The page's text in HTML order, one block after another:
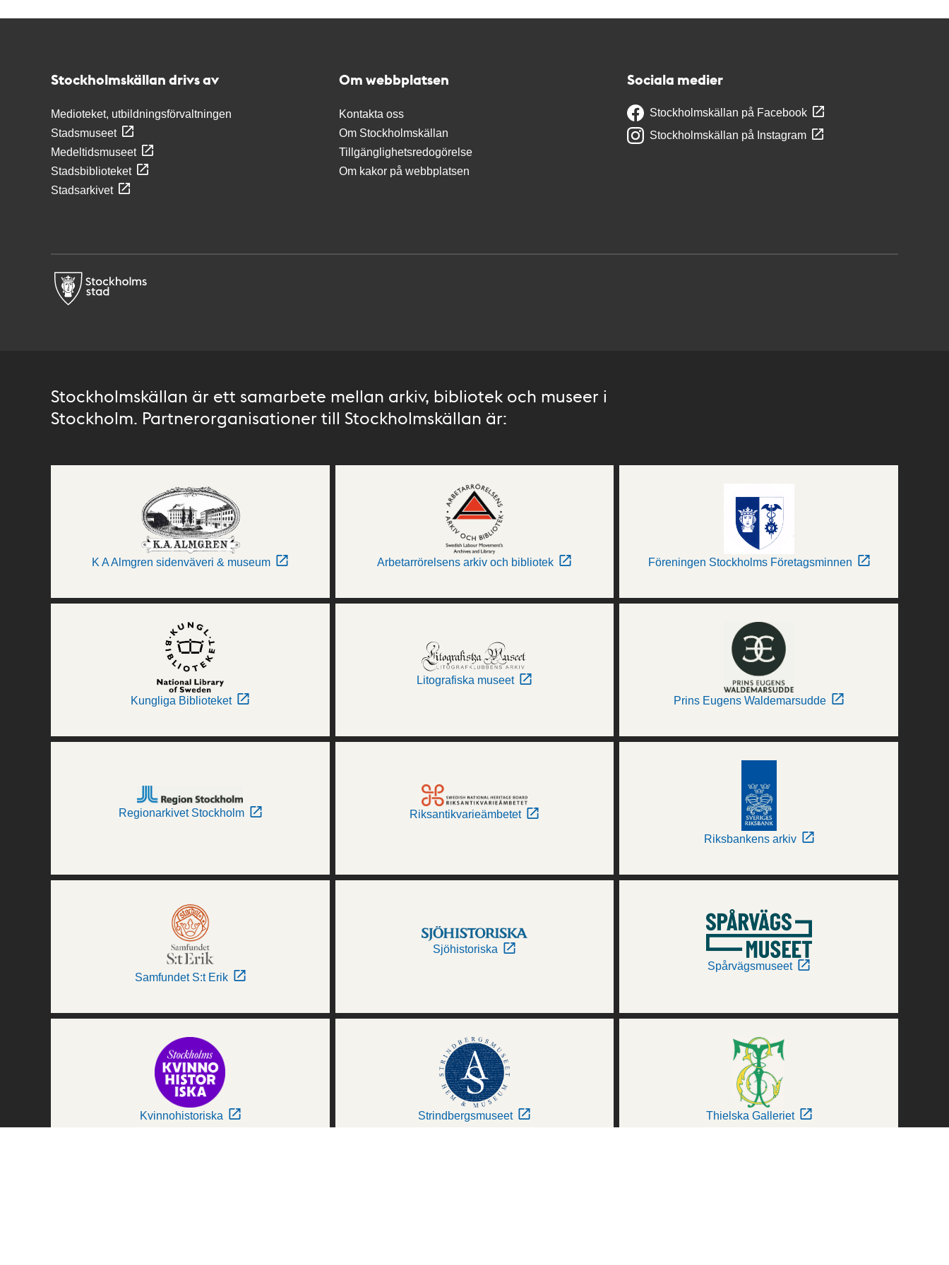
Stockholmskällan drivs av
Medioteket, utbildningsförvaltningen
Stadsmuseet
Medeltidsmuseet
Stadsbiblioteket
Stadsarkivet
Om webbplatsen
Kontakta oss
Om Stockholmskällan
Tillgänglighetsredogörelse
Om kakor på webbplatsen
Sociala medier
Stockholmskällan på Facebook
Stockholmskällan på Instagram
Stockholmskällan är ett samarbete mellan arkiv, bibliotek och museer i
Stockholm. Partnerorganisationer till Stockholmskällan är:
K A Almgren sidenväveri & museum Arbetarrörelsens arkiv och bibliotek Föreningen Stockholms Företagsminnen
Kungliga Biblioteket
Litografiska museet
Prins Eugens Waldemarsudde
Regionarkivet Stockholm Riksantikvarieämbetet
Riksbankens arkiv
Samfundet S:t Erik
Sjöhistoriska
Spårvägsmuseet
Kvinnohistoriska Strindbergsmuseet Thielska Galleriet